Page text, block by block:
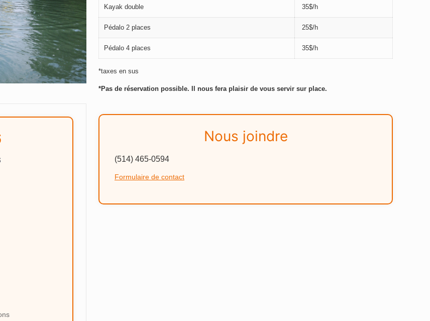
Kayak double 35$/h
Pédalo 2 places 25$/h
Pédalo 4 places 35$/h
*taxes en sus
*Pas de réservation possible. Il nous fera plaisir de vous servir sur place.
Nous joindre
(514) 465-0594
Formulaire de contact